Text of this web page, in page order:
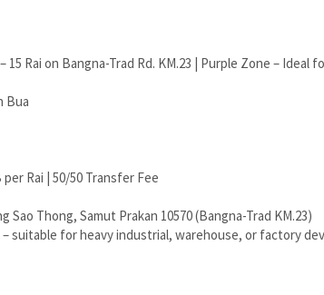
15 Rai on Bangna-Trad Rd. KM.23 | Purple Zone –
Bua
per Rai | 50/50 Transfer Fee
Sao Thong, Samut Prakan 10570 (Bangna-Trad KM.23)
suitable for heavy industrial, warehouse, or factory